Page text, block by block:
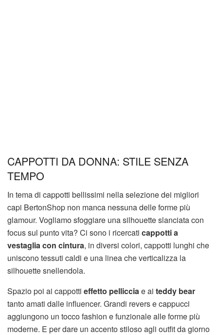
CAPPOTTI DA DONNA: STILE SENZA
TEMPO
In tema di cappotti bellissimi nella selezione dei migliori
capi BertonShop non manca nessuna delle forme più
glamour. Vogliamo sfoggiare una silhouette slanciata con
focus sul punto vita? Ci sono i ricercati cappotti a
vestaglia con cintura, in diversi colori, cappotti lunghi che
uniscono tessuti caldi e una linea che verticalizza la
silhouette snellendola.
Spazio poi ai cappotti effetto pellicciae ai teddy bear
tanto amati dalle influencer. Grandi revers e cappucci
aggiungono un tocco fashion e funzionale alle forme più
moderne. E per dare un accento stiloso agli outfit da giorno